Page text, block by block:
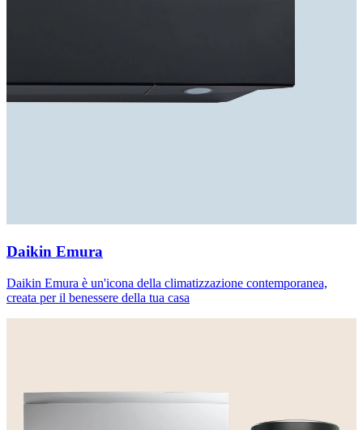
Daikin Emura
Daikin Emura è un'icona della climatizzazione contemporanea,
creata per il benessere della tua casa